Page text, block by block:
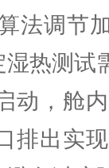
法调节
热测试
动，舱
排出实